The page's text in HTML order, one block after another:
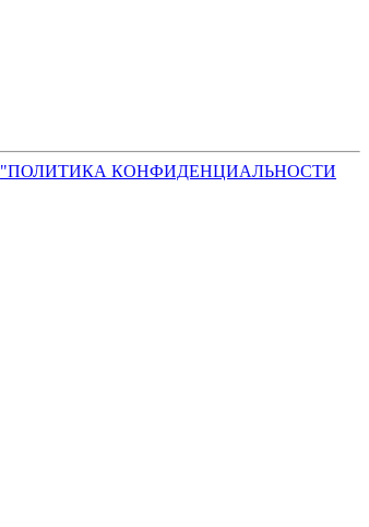
"ПОЛИТИКА КОНФИДЕНЦИАЛЬНОСТИ